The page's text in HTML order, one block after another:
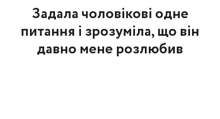
Задала чоловікові одне
питання і зрозуміла, що він
давно мене розлюбив